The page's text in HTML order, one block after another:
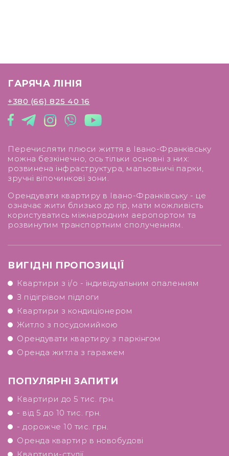
ГАРЯЧА ЛІНІЯ
+380 (66) 825 40 16
Перечисляти плюси життя в Івано-Франківську
можна безкінечно, ось тільки основні з них:
розвинена інфраструктура, мальовничі парки,
зручні віпочинкові зони.
Орендувати квартиру в Івано-Франківську - це
означає жити близько до гір, мати можливість
користуватись міжнародним аеропортом та
розвинутим транспортним сполученням.
ВИГІДНІ ПРОПОЗИЦІЇ
Квартири з і/о - індивідуальним опаленням
З підігрівом підлоги
Квартири з кондиціонером
Житло з посудомийкою
Орендувати квартиру з паркінгом
Оренда житла з гаражем
ПОПУЛЯРНІ ЗАПИТИ
Квартири до 5 тис. грн.
- від 5 до 10 тис. грн.
- дорожче 10 тис. грн.
Оренда квартир в новобудові